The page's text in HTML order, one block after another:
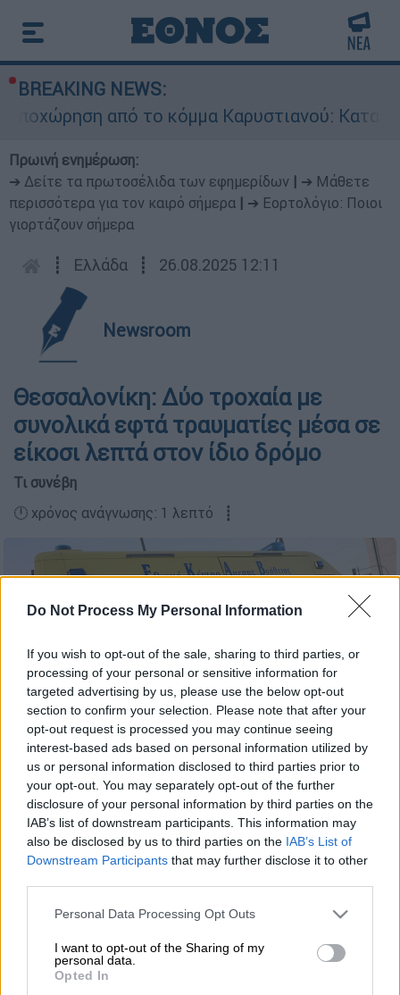
Do Not Process My Personal Information
If you wish to opt-out of the sale, sharing to third parties, or
processing of your personal or sensitive information for
targeted advertising by us, please use the below opt-out
section to confirm your selection. Please note that after your
opt-out request is processed you may continue seeing
interest-based ads based on personal information utilized by
us or personal information disclosed to third parties prior to
your opt-out. You may separately opt-out of the further
disclosure of your personal information by third parties on the
IAB’s list of downstream participants. This information may
also be disclosed by us to third parties on the IAB’s List of
Downstream Participants that may further disclose it to other
Please note that this website/app uses one or more Google
not limited to your visit or usage behaviour. You may click to
grant or deny consent to Google and its third-party tags to
use your data for below specified purposes in below Google
Personal Data Processing Opt Outs
I want to opt-out of the Sharing of my
personal data.
Opted In
BREAKING NEWS:
από το κόμμα Καρυστιανού:
Πρωινή ενημέρωση:
➔ Δείτε τα πρωτοσέλιδα των εφημερίδων
➔ Μάθετε
περισσότερα για τον καιρό σήμερα
➔ Εορτολόγιο: Ποιοι
γιορτάζουν σήμερα
┋ Ελλάδα ┋ 26.08.2025 12:11
Newsroom
Θεσσαλονίκη: Δύο τροχαία με
συνολικά εφτά τραυματίες μέσα σε
είκοσι λεπτά στον ίδιο δρόμο
Τι συνέβη
🕛 χρόνος ανάγνωσης: 1 λεπτό ┋
Ασθενοφόρο - ΕΚΑΒ / Eurokinissi
Προσθέστε το ΕΘΝΟΣ στη Google
Δύοτροχαία ατυχήματαμε συνολικά επτά
τραυματίες σημειώθηκαν μέσα
σε περίπου
Αυγούστου, στη λεωφόρο Γεωργικής
Σχολής, στη